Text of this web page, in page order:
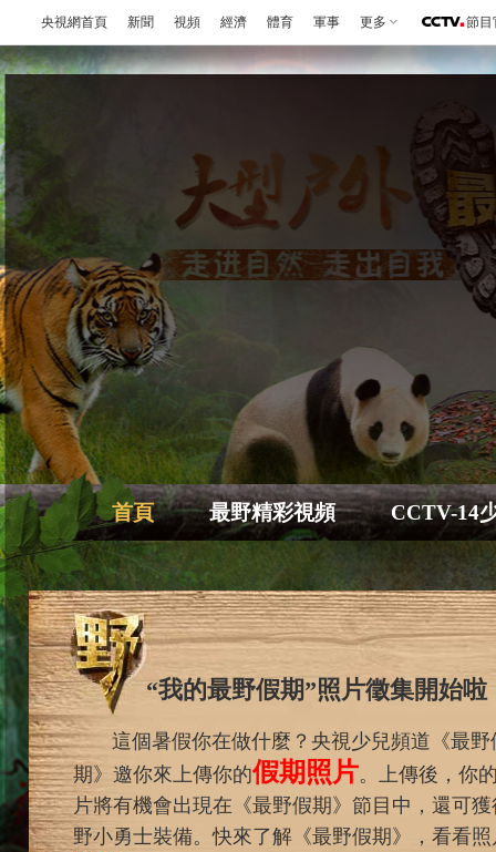
央視網首頁 新聞 視頻 經濟 體育 軍事 更多 節目
首頁 最野精彩視頻 CCTV-14
“我的最野假期”照片徵集開始啦
這個暑假你在做什麼？央視少兒頻道《最野
期》邀你來上傳你的假期照片。上傳後，你
片將有機會出現在《最野假期》節目中，還可獲
野小勇士裝備。快來了解《最野假期》，看看照